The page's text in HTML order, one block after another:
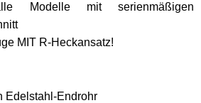
Modelle mit serienmäßigen
MIT R-Heckansatz!
Edelstahl-Endrohr